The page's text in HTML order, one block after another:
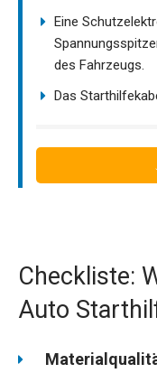
Eine
des Fahrzeugs.
Das
Checkliste:
Auto